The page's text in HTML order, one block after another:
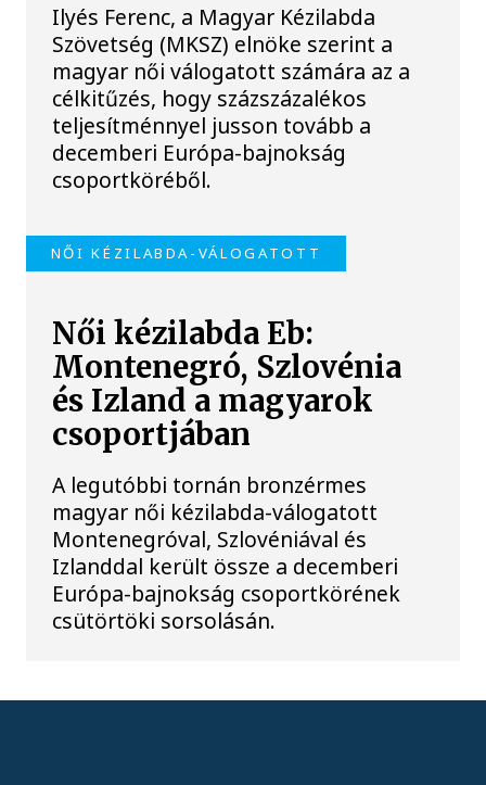
Ilyés Ferenc, a Magyar Kézilabda
Szövetség (MKSZ) elnöke szerint a
magyar női válogatott számára az a
célkitűzés, hogy százszázalékos
teljesítménnyel jusson tovább a
decemberi Európa-bajnokság
csoportköréből.
NŐI KÉZILABDA-VÁLOGATOTT
Női kézilabda Eb:
Montenegró, Szlovénia
és Izland a magyarok
csoportjában
A legutóbbi tornán bronzérmes
magyar női kézilabda-válogatott
Montenegróval, Szlovéniával és
Izlanddal került össze a decemberi
Európa-bajnokság csoportkörének
csütörtöki sorsolásán.